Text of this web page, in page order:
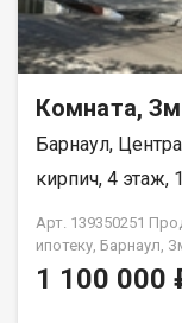
Комната,
Барнаул,
кирпич, 4 этаж,
Арт. 139350251
ипотеку, Барнаул,
светлая, свой
ремонта.
1 100 000